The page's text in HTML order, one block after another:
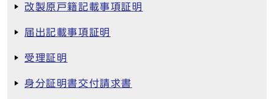
改製原戸籍記載事項証明
届出記載事項証明
受理証明
身分証明書交付請求書